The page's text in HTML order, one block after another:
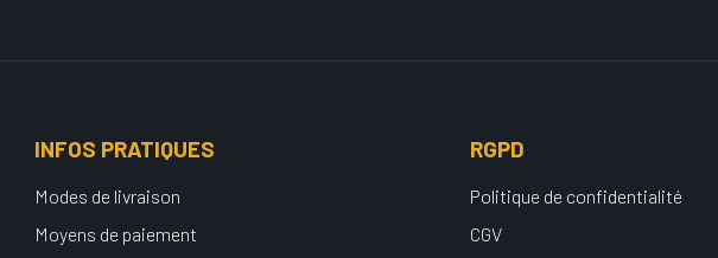
INFOS PRATIQUES
Modes de livraison
Moyens de paiement
RGPD
Politique de confidentialité
CGV